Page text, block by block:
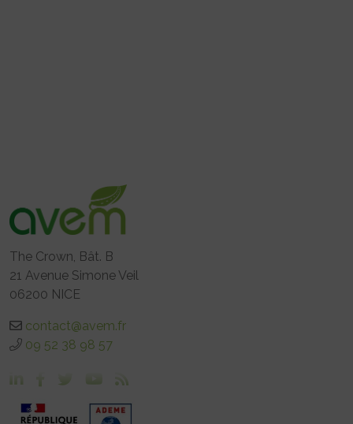
The Crown, Bât. B
21 Avenue Simone Veil
06200 NICE
contact@avem.fr
09 52 38 98 57